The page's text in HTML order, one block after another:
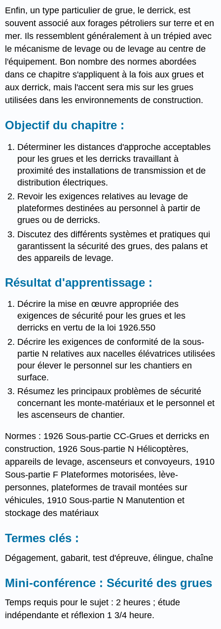
Enfin, un type particulier de grue, le derrick, est
souvent associé aux forages pétroliers sur terre et en
mer. Ils ressemblent généralement à un trépied avec
le mécanisme de levage ou de levage au centre de
l'équipement. Bon nombre des normes abordées
dans ce chapitre s'appliquent à la fois aux grues et
aux derrick, mais l'accent sera mis sur les grues
utilisées dans les environnements de construction.
Objectif du chapitre :
Déterminer les distances d'approche acceptables
pour les grues et les derricks travaillant à
proximité des installations de transmission et de
distribution électriques.
Revoir les exigences relatives au levage de
plateformes destinées au personnel à partir de
grues ou de derricks.
Discutez des différents systèmes et pratiques qui
garantissent la sécurité des grues, des palans et
des appareils de levage.
Résultat d'apprentissage :
Décrire la mise en œuvre appropriée des
exigences de sécurité pour les grues et les
derricks en vertu de la loi 1926.550
Décrire les exigences de conformité de la sous-
partie N relatives aux nacelles élévatrices utilisées
pour élever le personnel sur les chantiers en
surface.
Résumez les principaux problèmes de sécurité
concernant les monte-matériaux et le personnel et
les ascenseurs de chantier.
Normes : 1926 Sous-partie CC-Grues et derricks en
construction, 1926 Sous-partie N Hélicoptères,
appareils de levage, ascenseurs et convoyeurs, 1910
Sous-partie F Plateformes motorisées, lève-
personnes, plateformes de travail montées sur
véhicules, 1910 Sous-partie N Manutention et
stockage des matériaux
Termes clés :
Dégagement, gabarit, test d'épreuve, élingue, chaîne
Mini-conférence : Sécurité des grues
Temps requis pour le sujet : 2 heures ; étude
indépendante et réflexion 1 3/4 heure.